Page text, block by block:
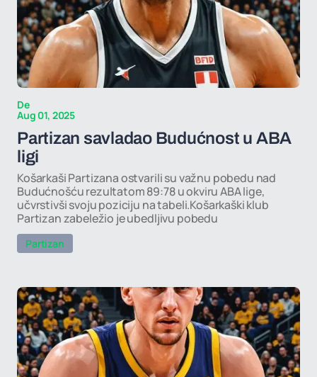
De
Aug 01, 2025
Partizan savladao Budućnost u ABA
ligi
Košarkaši Partizana ostvarili su važnu pobedu nad
Budućnošću rezultatom 89:78 u okviru ABA lige,
učvrstivši svoju poziciju na tabeli.Košarkaški klub
Partizan zabeležio je ubedljivu pobedu
Partizan